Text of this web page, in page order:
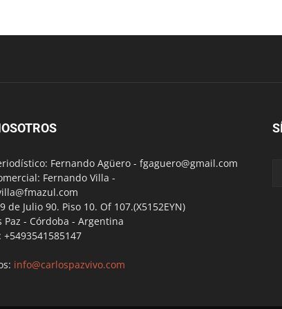
Fernando Agüero - fgaguero@gmail.com
Fernando Villa -
de Julio 90. Piso 10. Of 107.(X5152EYN)
Paz - Córdoba - Argentina
info@carlospazvivo.com